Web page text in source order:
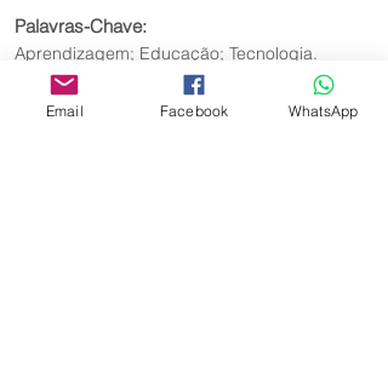
Palavras-Chave:
Aprendizagem; Educação; Tecnologia.
Email Facebook WhatsApp